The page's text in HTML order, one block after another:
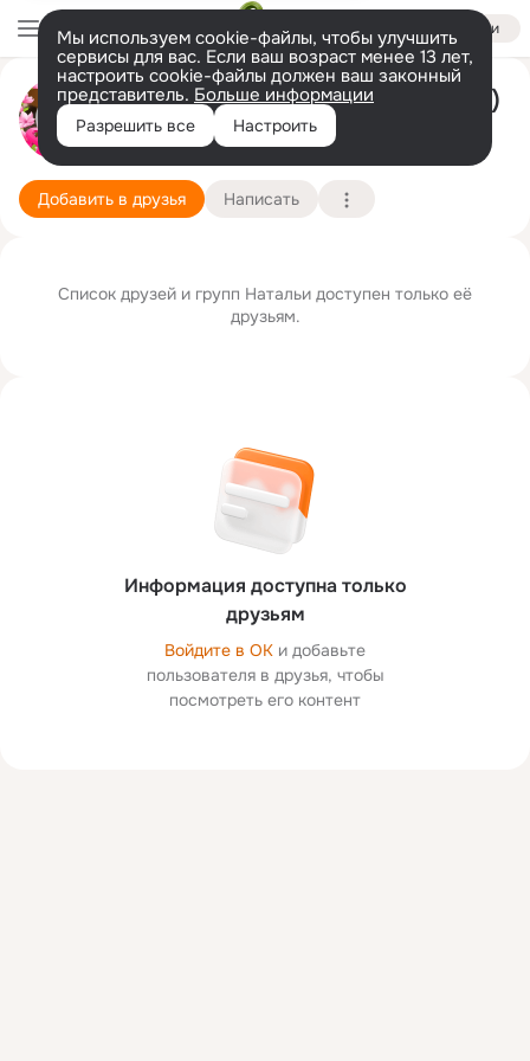
Войти
Мы используем cookie-файлы, чтобы улучшить
сервисы для вас. Если ваш возраст менее 13 лет,
настроить cookie-файлы должен ваш законный
представитель. Больше информации
Разрешить все Настроить
GIF
Наталья Фаворова (Красникова)
1 марта Подробнее
Добавить в друзья Написать
Информация доступна только
друзьям
Войдите в ОК и добавьте
пользователя в друзья, чтобы
посмотреть его контент
Список друзей и групп Натальи доступен только её
друзьям.